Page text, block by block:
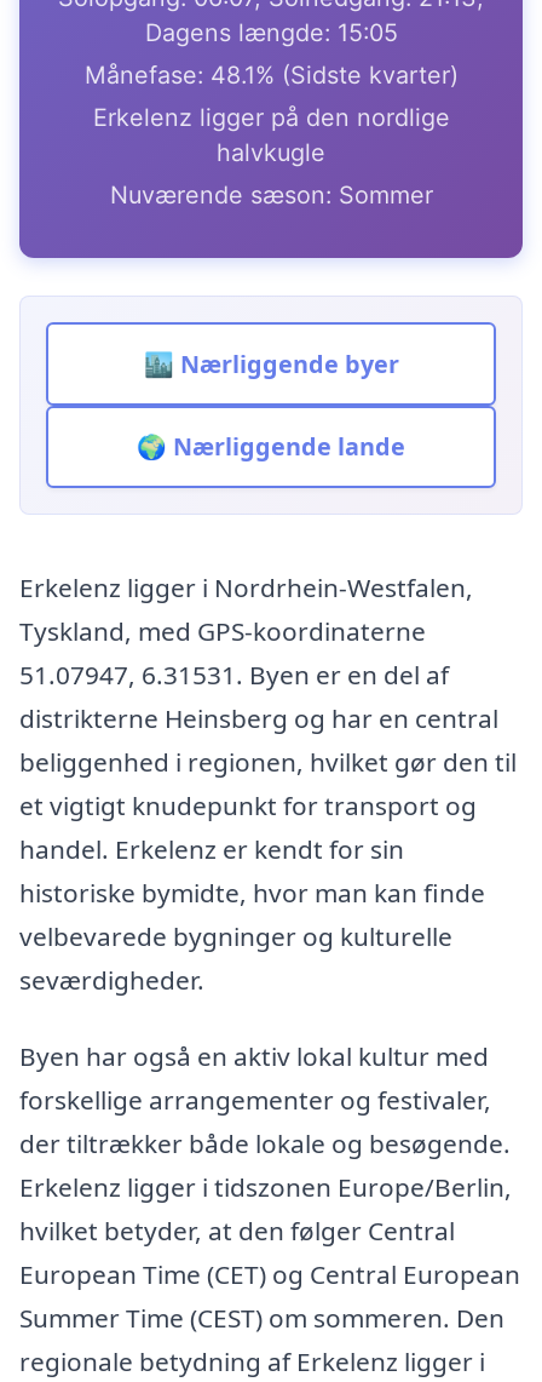
Dagens længde: 15:05
Månefase: 48.1% (Sidste kvarter)
Erkelenz ligger på den nordlige
halvkugle
Nuværende sæson: Sommer
🏙️ Nærliggende byer
🌍 Nærliggende lande
Erkelenz ligger i Nordrhein-Westfalen,
Tyskland, med GPS-koordinaterne
51.07947, 6.31531. Byen er en del af
distrikterne Heinsberg og har en central
beliggenhed i regionen, hvilket gør den til
et vigtigt knudepunkt for transport og
handel. Erkelenz er kendt for sin
historiske bymidte, hvor man kan finde
velbevarede bygninger og kulturelle
seværdigheder.
Byen har også en aktiv lokal kultur med
forskellige arrangementer og festivaler,
der tiltrækker både lokale og besøgende.
Erkelenz ligger i tidszonen Europe/Berlin,
hvilket betyder, at den følger Central
European Time (CET) og Central European
Summer Time (CEST) om sommeren. Den
regionale betydning af Erkelenz ligger i